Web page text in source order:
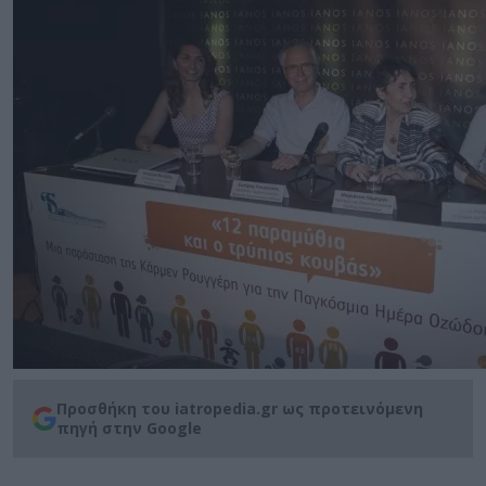
Προσθήκη του iatropedia.gr ως προτεινόμενη
πηγή στην Google